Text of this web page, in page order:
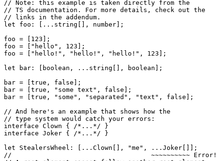
// And here comes the fancy part: rest elements
// *not only* at the end of a tuple.
//
// Note: this example is taken directly from the
// links in the addendum.
let foo: [...string[], number];
foo = ["hello", 123];
let bar: [boolean, ...string[], boolean];
bar = [true, "some text", false];
bar = [true, "some", "separated", "text", false];
// And here's an example that shows how the
interface Clown { /*...*/ }
interface Joker { /*...*/ }